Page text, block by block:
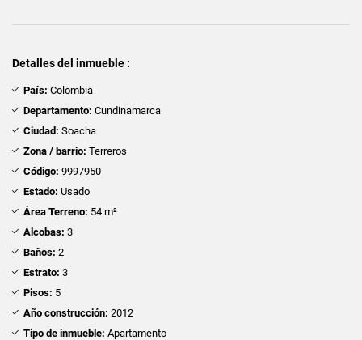
Detalles del inmueble :
País: Colombia
Departamento: Cundinamarca
Ciudad: Soacha
Zona / barrio: Terreros
Código: 9997950
Estado: Usado
Área Terreno: 54 m²
Alcobas: 3
Baños: 2
Estrato: 3
Pisos: 5
Año construcción: 2012
Tipo de inmueble: Apartamento